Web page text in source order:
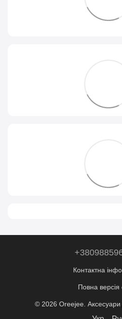
Контактна
Повна версія
© 2026 Oreejee. Аксесуари